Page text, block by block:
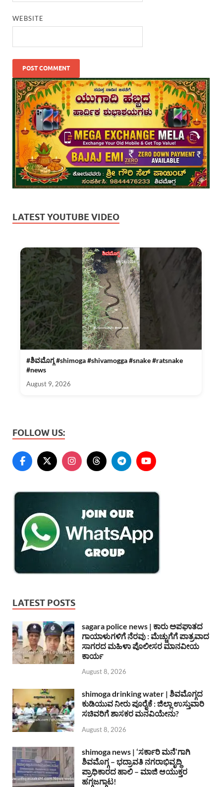
WEBSITE
LATEST YOUTUBE VIDEO
#ಶಿವಮೊಗ್ಗ #shimoga #shivamogga #snake #ratsnake
#news
August 9, 2026
FOLLOW US:
LATEST POSTS
sagara police news | ಕಾರು ಅಪಘಾತದ
ಗಾಯಾಳುಗಳಿಗೆ ನೆರವು : ಮೆಚ್ಚುಗೆಗೆ ಪಾತ್ರವಾದ
ಸಾಗರದ ಮಹಿಳಾ ಪೊಲೀಸರ ಮಾನವೀಯ
ಕಾರ್ಯ
August 8, 2026
shimoga drinking water | ಶಿವಮೊಗ್ಗದ
ಕುಡಿಯುವ ನೀರು ಪೂರೈಕೆ : ಜಿಲ್ಲಾ ಉಸ್ತುವಾರಿ
ಸಚಿವರಿಗೆ ಶಾಸಕರ ಮನವಿಯೇನು?
August 8, 2026
shimoga news | ‘ಸರ್ಕಾರಿ ಮನೆ’ಗಾಗಿ
ಶಿವಮೊಗ್ಗ – ಭದ್ರಾವತಿ ನಗರಾಭಿವೃದ್ದಿ
ಪ್ರಾಧಿಕಾರದ ಹಾಲಿ – ಮಾಜಿ ಆಯುಕ್ತರ
ಹಗ್ಗಜಗ್ಗಾಟ!